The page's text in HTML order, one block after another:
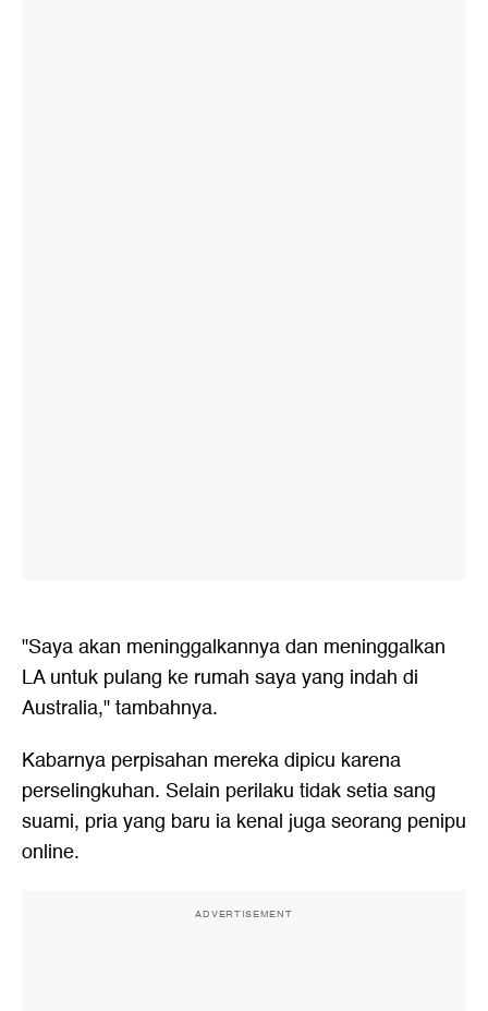
"Saya akan meninggalkannya dan meninggalkan
LA untuk pulang ke rumah saya yang indah di
Australia," tambahnya.
Kabarnya perpisahan mereka dipicu karena
perselingkuhan. Selain perilaku tidak setia sang
suami, pria yang baru ia kenal juga seorang penipu
online.
ADVERTISEMENT